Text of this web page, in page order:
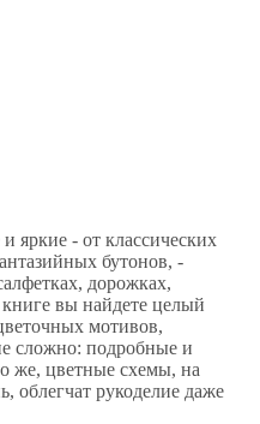
яркие - от классических
бутонов, -
дорожках,
вы найдете целый
мотивов,
сложно: подробные и
же, цветные схемы, на
облегчат рукоделие даже